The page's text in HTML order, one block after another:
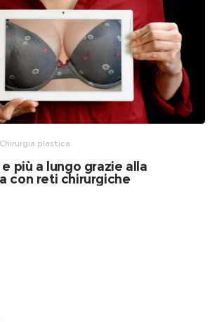
Chirurgia plastica
più a lungo grazie alla
con reti chirurgiche